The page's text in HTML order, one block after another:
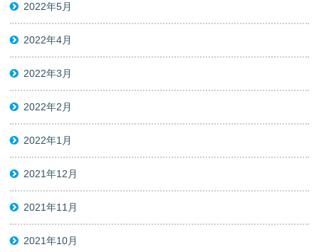
2022年5月
2022年4月
2022年3月
2022年2月
2022年1月
2021年12月
2021年11月
2021年10月